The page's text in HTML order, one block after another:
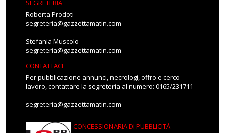
SEGRETERIA
Roberta Prodoti
segreteria@gazzettamatin.com
Stefania Muscolo
segreteria@gazzettamatin.com
CONTATTACI
Per pubblicazione annunci, necrologi, offro e cerco
lavoro, contattare la segreteria al numero: 0165/231711
segreteria@gazzettamatin.com
CONCESSIONARIA DI PUBBLICITÀ